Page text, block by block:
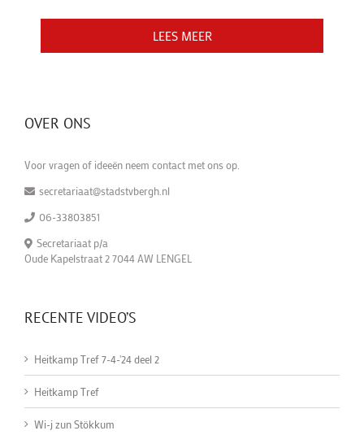
LEES MEER
LEES MEER
LEES MEER
OVER ONS
Voor vragen of ideeën neem contact met ons op.
secretariaat@stadstvbergh.nl
06-33803851
Secretariaat p/a
Oude Kapelstraat 2 7044 AW LENGEL
RECENTE VIDEO’S
Heitkamp Tref 7-4-'24 deel 2
Heitkamp Tref
Wi-j zun Stökkum